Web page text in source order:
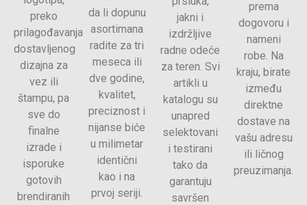
preko
prilagođavanja
dostavljenog
dizajna za
vez ili
štampu, pa
sve do
finalne
izrade i
isporuke
gotovih
brendiranih
da li dopunu
asortimana
radite za tri
meseca ili
dve godine,
kvalitet,
preciznost i
nijanse biće
u milimetar
identični
kao i na
prvoj seriji.
jakni i
izdržljive
radne odeće
za teren. Svi
artikli u
katalogu su
unapred
selektovani
i testirani
tako da
garantuju
savršen
prema
dogovoru i
nameni
robe. Na
kraju, birate
između
direktne
dostave na
vašu adresu
ili ličnog
preuzimanja.